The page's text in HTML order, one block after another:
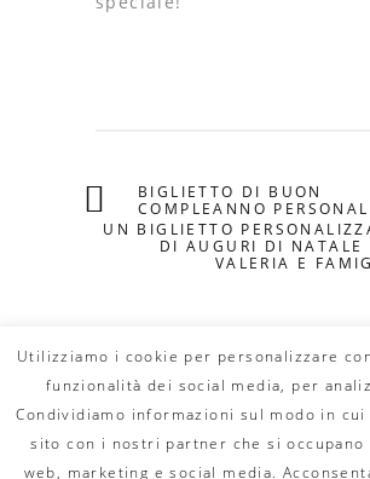
BIGLIETTO DI BUON
COMPLEANNO
UN BIGLIETTO
DI AUGURI DI NATALE
VALERIA E
© Copyright 2020 DILLO CON UN
Rights Reserved - MAIL:
TEL: 339.7079217 -PRIVACY
POLICY
Utilizziamo i cookie per personalizzare
funzionalità dei social media, per
Condividiamo informazioni sul modo in
sito con i nostri partner che si occupano
web, marketing e social media.